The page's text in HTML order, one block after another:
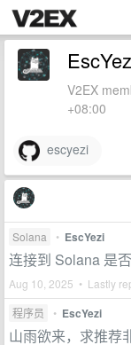
V2EX
+08:00
escyezi
Solana • EscYezi
连接到 Solana 是
Aug 10, 2025 • Lastly
程序员 • EscYezi
山雨欲来，求推荐